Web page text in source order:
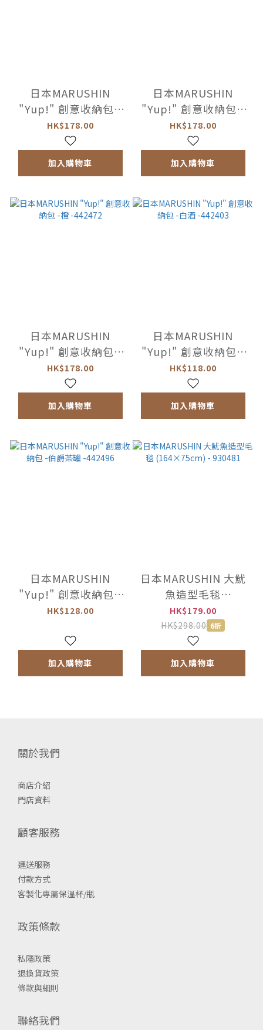
日本MARUSHIN
"Yup!" 創意收納包 -
蘋果 -442458
HK$178.00
加入購物車
日本MARUSHIN
"Yup!" 創意收納包 -
梨 -442465
HK$178.00
加入購物車
日本MARUSHIN
"Yup!" 創意收納包 -
橙 -442472
HK$178.00
加入購物車
日本MARUSHIN
"Yup!" 創意收納包 -
白酒 -442403
HK$118.00
加入購物車
日本MARUSHIN
"Yup!" 創意收納包 -
伯爵茶罐 -442496
HK$128.00
加入購物車
日本MARUSHIN 大魷
魚造型毛毯
(164×75cm) -
930481
HK$179.00
HK$298.00 6折
加入購物車
關於我們
商店介紹
門店資料
顧客服務
運送服務
付款方式
客製化專屬保溫杯/瓶
政策條款
私隱政策
退換貨政策
條款與細則
聯絡我們